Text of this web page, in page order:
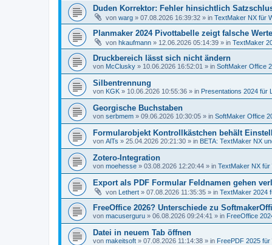
Duden Korrektor: Fehler hinsichtlich
von warg » 07.08.2026 16:39:32 » in TextMaker NX für
Planmaker 2024 Pivottabelle zeigt falsche
von hkaufmann » 12.06.2026 05:14:39 » in TextMaker
Druckbereich lässt sich nicht ändern
von McClusky » 10.06.2026 16:52:01 » in SoftMaker Office
Silbentrennung
von KGK » 10.06.2026 10:55:36 » in Presentations 2024 für
Georgische Buchstaben
von serbmem » 09.06.2026 10:30:05 » in SoftMaker Office
Formularobjekt Kontrollkästchen behält
von AlTs » 25.04.2026 20:21:30 » in BETA: TextMaker NX
Zotero-Integration
von moehesse » 03.08.2026 12:20:44 » in TextMaker NX für
Export als PDF Formular Feldnamen gehen
von Lethert » 07.08.2026 11:35:35 » in TextMaker 2024
FreeOffice 2026? Unterschiede zu
von macuserguru » 06.08.2026 09:24:41 » in FreeOffice
Datei in neuem Tab öffnen
von makeitsoft » 07.08.2026 11:14:38 » in FreePDF 2025 für